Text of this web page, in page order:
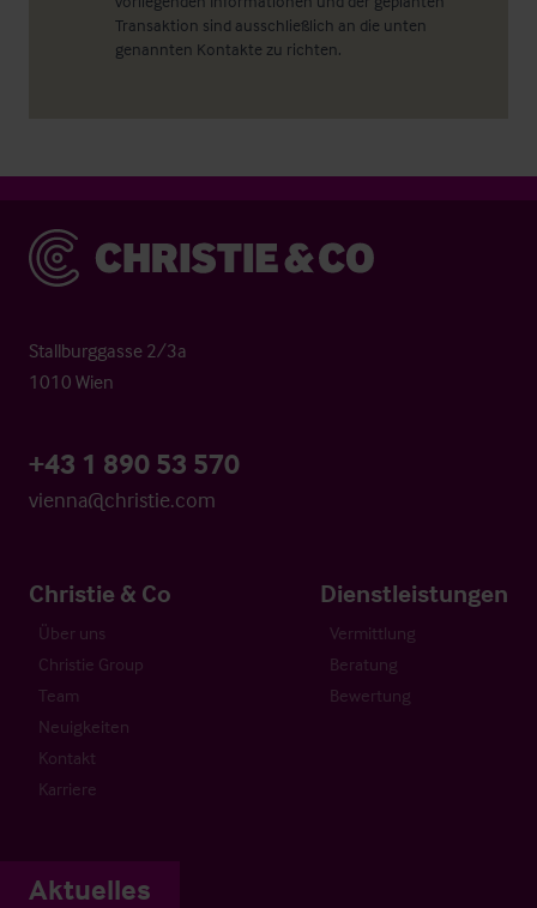
Transaktion sind ausschließlich an die unten
genannten Kontakte zu richten.
Christie & Co
Stallburggasse 2/3a
1010 Wien
+43 1 890 53 570
vienna@christie.com
Christie & Co
Über uns
Christie Group
Team
Neuigkeiten
Kontakt
Karriere
Dienstleistungen
Vermittlung
Beratung
Bewertung
Aktuelles